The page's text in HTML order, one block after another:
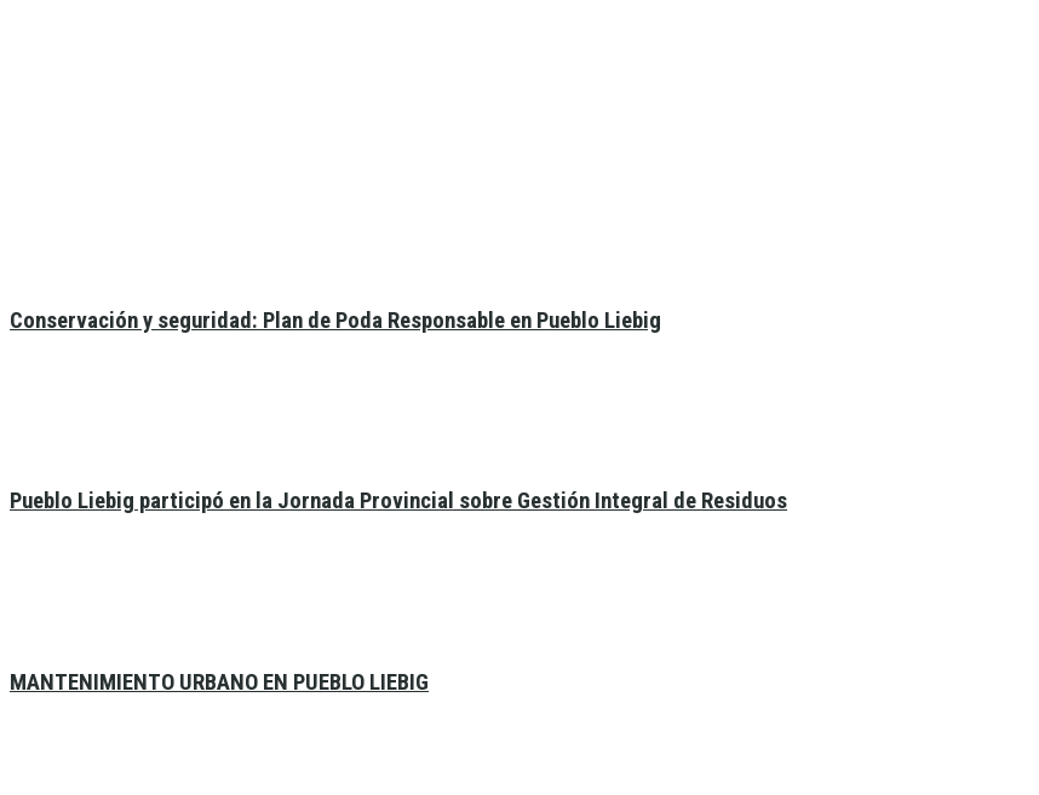
Conservación y seguridad: Plan de Poda Responsable en Pueblo Liebig
Pueblo Liebig participó en la Jornada Provincial sobre Gestión Integral de Residuos
MANTENIMIENTO URBANO EN PUEBLO LIEBIG